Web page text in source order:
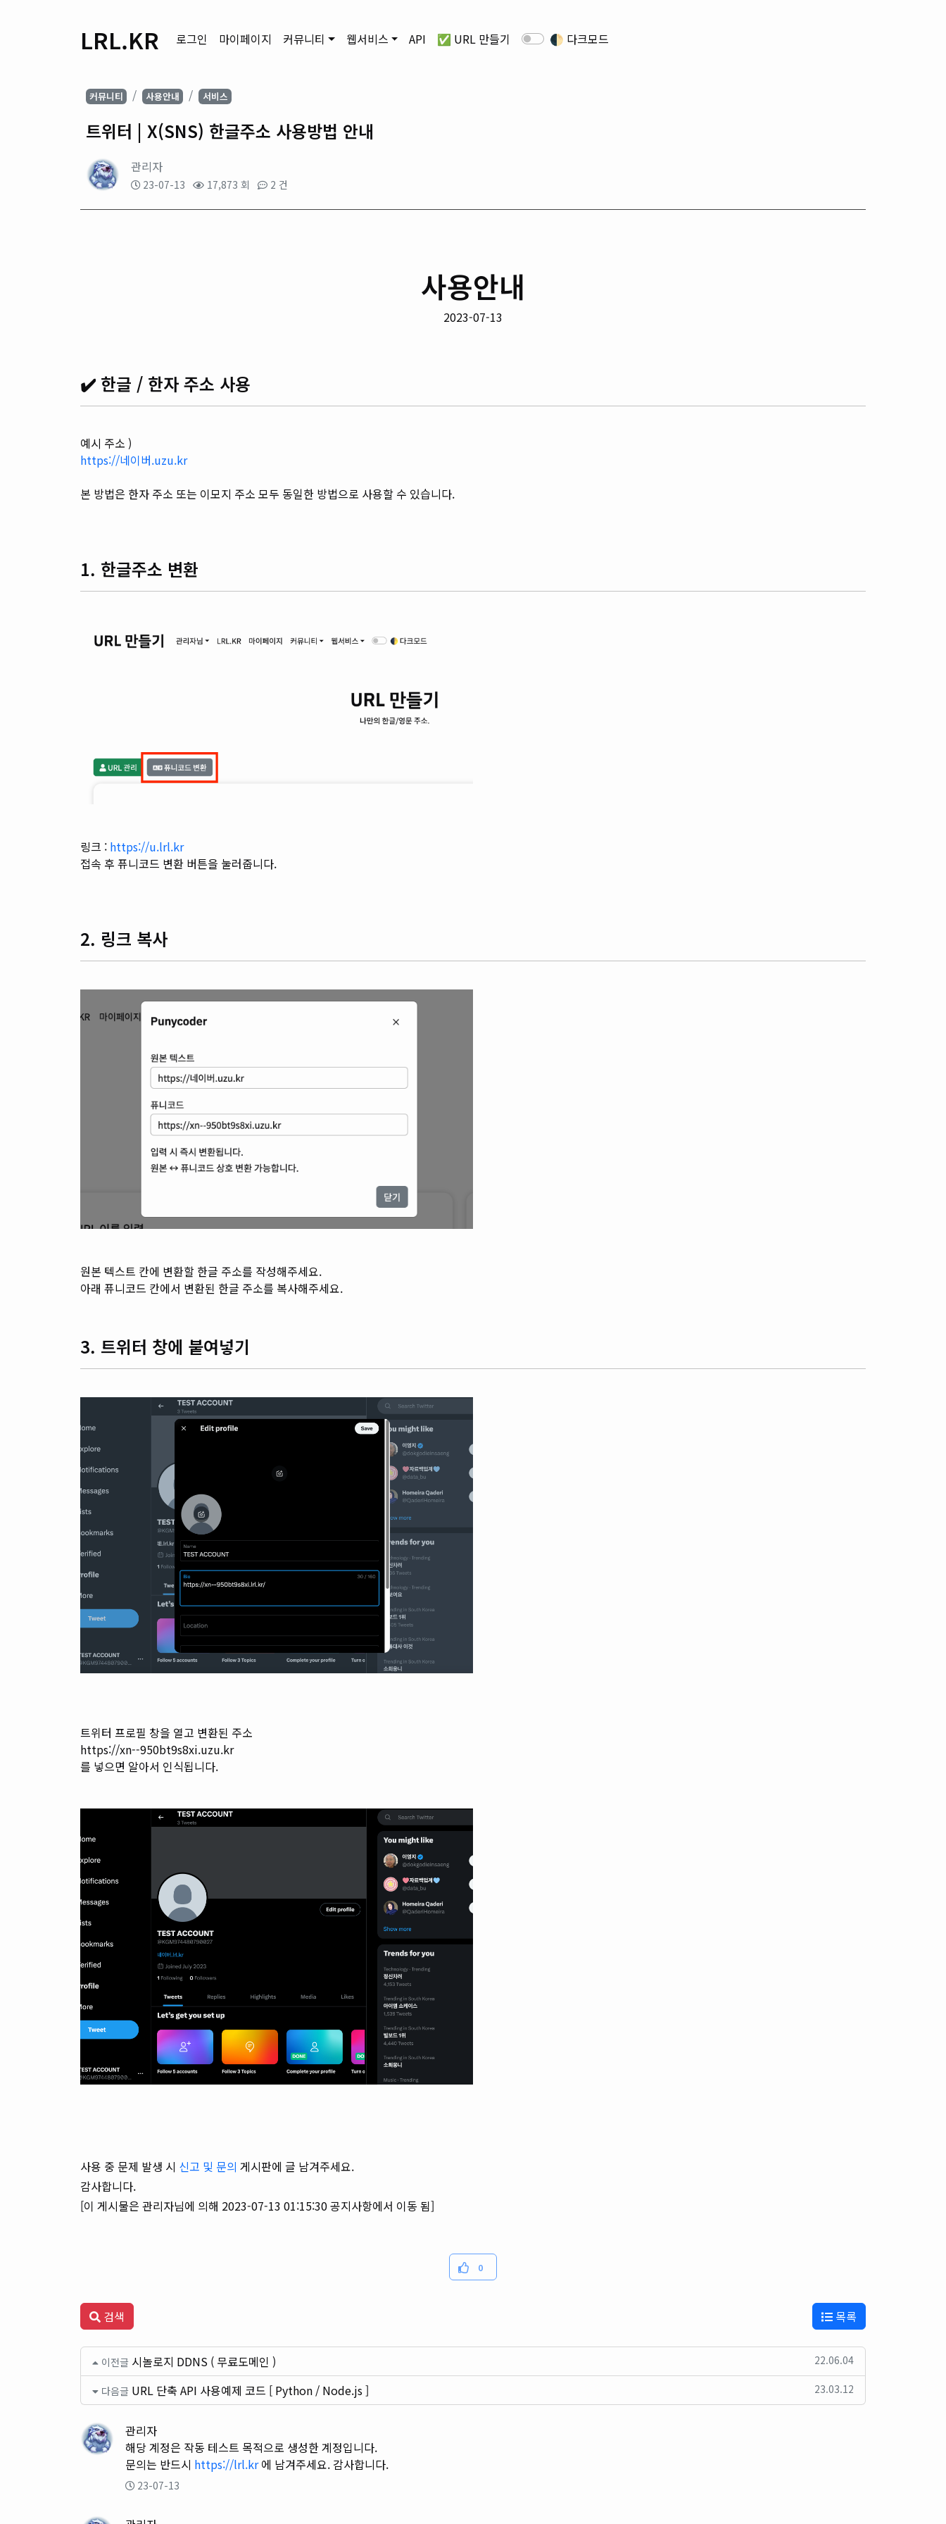
LRL.KR 로그인 마이페이지 커뮤니티 웹서비스 API ✅ URL 만들기 🌓 다크모드
커뮤니티 사용안내 서비스
트위터 | X(SNS) 한글주소 사용방법 안내
관리자
23-07-13 17,873 회 2 건
사용안내
2023-07-13
✔️ 한글 / 한자 주소 사용
예시 주소 )
https://네이버.uzu.kr
본 방법은 한자 주소 또는 이모지 주소 모두 동일한 방법으로 사용할 수 있습니다.
1. 한글주소 변환
링크 : https://u.lrl.kr
접속 후 퓨니코드 변환 버튼을 눌러줍니다.
2. 링크 복사
원본 텍스트 칸에 변환할 한글 주소를 작성해주세요.
아래 퓨니코드 칸에서 변환된 한글 주소를 복사해주세요.
3. 트위터 창에 붙여넣기
트위터 프로필 창을 열고 변환된 주소
https://xn--950bt9s8xi.uzu.kr
를 넣으면 알아서 인식됩니다.
사용 중 문제 발생 시 신고 및 문의 게시판에 글 남겨주세요.
감사합니다.
[이 게시물은 관리자님에 의해 2023-07-13 01:15:30 공지사항에서 이동 됨]
0
검색 목록
이전글 시놀로지 DDNS ( 무료도메인 ) 22.06.04
다음글 URL 단축 API 사용예제 코드 [ Python / Node.js ] 23.03.12
관리자
해당 계정은 작동 테스트 목적으로 생성한 계정입니다.
문의는 반드시 https://lrl.kr에 남겨주세요. 감사합니다.
23-07-13